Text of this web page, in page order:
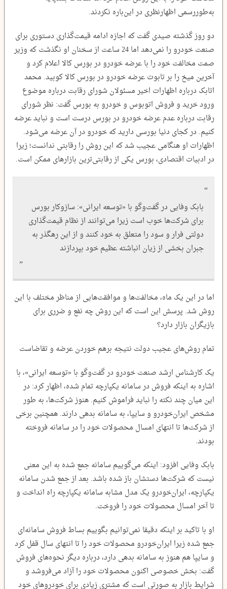
به‌طوررسمی اظهارنظری در این‌باره نکردند.
دو روز گذشته صیدی گفت که اجازه ادامه قیمت‌گذاری دستوری برای
صنعت خودرو را نمی‌دهد اما 24 ساعت از سخنان او نگذشت که وزیر
صمت مخالفت خود را با عرضه خودرو در بورس کالا اعلام کرد و
آخرین میخ را بر تابوت عرضه خودرو در بورس کالا کوبید. محمد
اتابک درباره اظهارات اخیر مسئولان شورای رقابت درباره موضوع
ورود خرید و فروش اتوبوس و خودرو به بورس گفت: نظر شورای
رقابت‌ درباره عدم عرضه خودرو در بورس درست است و نباید عرضه
کنیم. در کجای دنیا بورسی دارید که خودرو در آن عرضه می‌شود.
اظهارات او هنگامی عجیب شد که این روش را رقابتی ندانست؛ زیرا
در ادبیات اقتصادی، بورس یکی از رقابتی‌ترین بازارهای ممکن است.
بابک وفایی در گفت‌وگو با «توسعه ایرانی»: سازوکار بورس
برای شرکت‌ها خوب است زیرا می‌توانند از نظام قیمت‌گذاری
دولتی فرار و سود را متعلق به خود کنند و از این رهگذر به
جبران بخشی از زیان انباشته عظیم خود بپردازند
اما در این یک ماه، مخالفت‌ها و موافقت‌هایی از مناظر مختلف با این
روش شد. پرسش این است که این روش چه نفع و ضرری برای
بازیگران بازار دارد؟
تمام روش‌های عجیب دولت نتیجه برهم خوردن عرضه و تقاضاست
یک کارشناس ارشد صنعت خودرو در گفت‌وگو با «توسعه ایرانی»، با
اشاره به اینکه فروش در سامانه یکپارچه تمام شده، اظهار کرد: در
این میان چند نکته را نباید فراموش کنیم. هنوز شرکت‌ها، به طور
مشخص ایران‌خودرو و سایپا، به سامانه بدهی دارند. همچنین برخی
از شرکت‌ها تا انتهای امسال محصولات خود را در سامانه فروخته
بودند.
بابک وفایی افزود: اینکه می‌گوییم سامانه جمع شده به این معنی
نیست که شرکت‌ها دستشان باز شده باشد. بعد از جمع شدن سامانه
یکپارچه، ایران‌خودرو یک مدل مشابه سامانه یکپارچه راه انداخت و
تا آخر امسال محصولات خود را فروخت.
او با تاکید بر اینکه دقیقا نمی‌توانیم بگوییم بساط فروش سامانه‌ای
جمع شده زیرا ایران‌خودرو محصولات خود را تا انتهای سال قفل کرد
و سایپا هم هنوز به سامانه بدهی دارد، درباره دیگر نحوه‌های فروش
گفت: بخش خصوصی اکنون محصولات خود را آزاد می‌فروشد و
شرایط بازار به صورتی است که مشتری زیادی برای خودروهای خود